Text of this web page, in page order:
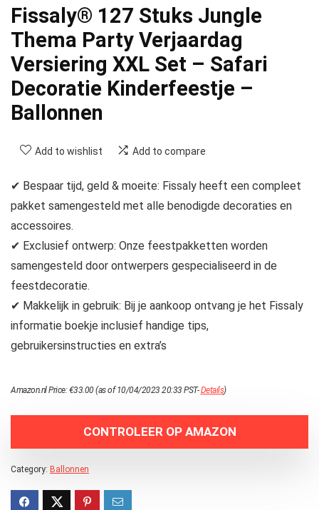
Fissaly® 127 Stuks Jungle
Thema Party Verjaardag
Versiering XXL Set – Safari
Decoratie Kinderfeestje –
Ballonnen
Add to wishlist Add to compare
✔ Bespaar tijd, geld & moeite: Fissaly heeft een compleet
pakket samengesteld met alle benodigde decoraties en
accessoires.
✔ Exclusief ontwerp: Onze feestpakketten worden
samengesteld door ontwerpers gespecialiseerd in de
feestdecoratie.
✔ Makkelijk in gebruik: Bij je aankoop ontvang je het Fissaly
informatie boekje inclusief handige tips,
gebruikersinstructies en extra’s
Amazon.nl Price:€33.00(as of 10/04/2023 20:33 PST-Details)
CONTROLEER OP AMAZON
Category: Ballonnen